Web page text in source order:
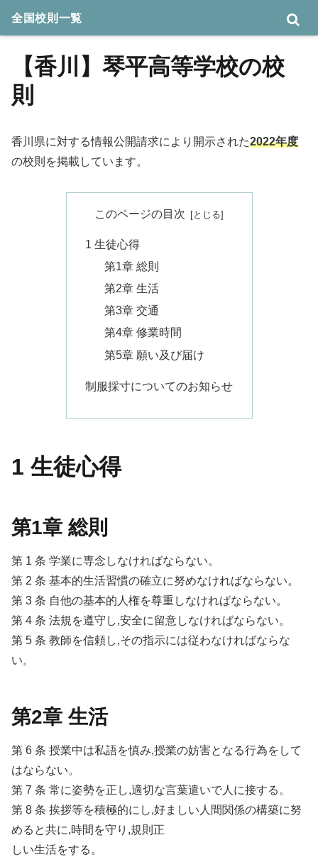
【香川】琴平高等学校の校
則
香川県に対する情報公開請求により開示された2022年度
の校則を掲載しています。
このページの目次
1 生徒心得
第1章 総則
第2章 生活
第3章 交通
第4章 修業時間
第5章 願い及び届け
制服採寸についてのお知らせ
1 生徒心得
第1章 総則
第 1 条 学業に専念しなければならない。
第 2 条 基本的生活習慣の確立に努めなければならない。
第 3 条 自他の基本的人権を尊重しなければならない。
第 4 条 法規を遵守し,安全に留意しなければならない。
第 5 条 教師を信頼し,その指示には従わなければならな
い。
第2章 生活
第 6 条 授業中は私語を慎み,授業の妨害となる行為をして
はならない。
第 7 条 常に姿勢を正し,適切な言葉遣いで人に接する。
第 8 条 挨拶等を積極的にし,好ましい人間関係の構築に努
めると共に,時間を守り,規則正
しい生活をする。
全国校則一覧